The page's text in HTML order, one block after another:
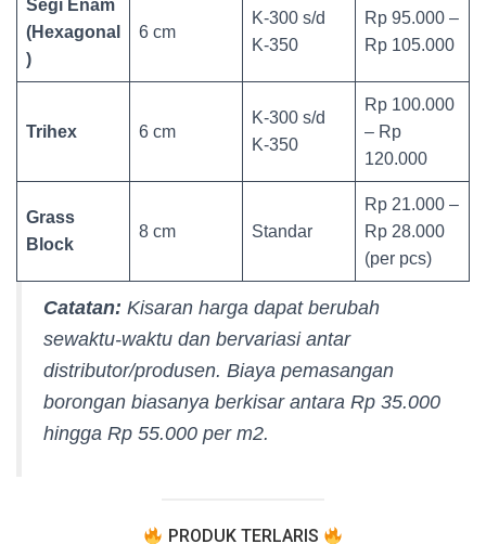
Segi Enam
(Hexagonal
)
6 cm
K-300 s/d
K-350
Rp 95.000 –
Rp 105.000
Trihex 6 cm
K-300 s/d
K-350
Rp 100.000
– Rp
120.000
Grass
Block
8 cm Standar
Rp 21.000 –
Rp 28.000
(per pcs)
Catatan: Kisaran harga dapat berubah
sewaktu-waktu dan bervariasi antar
distributor/produsen. Biaya pemasangan
borongan biasanya berkisar antara Rp 35.000
hingga Rp 55.000 per m2.
PRODUK TERLARIS